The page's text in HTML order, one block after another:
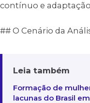
contínuo e
## O Cenário da
Leia também
Formação de
lacunas do Brasil